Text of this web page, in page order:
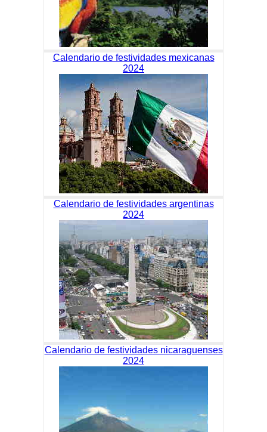
Calendario de festividades mexicanas
2024
Calendario de festividades argentinas
2024
Calendario de festividades nicaraguenses
2024